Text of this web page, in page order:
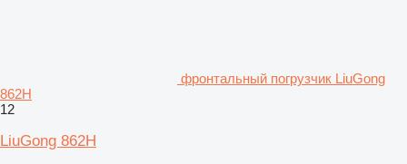
фронтальный погрузчик LiuGong
862H
12
LiuGong 862H